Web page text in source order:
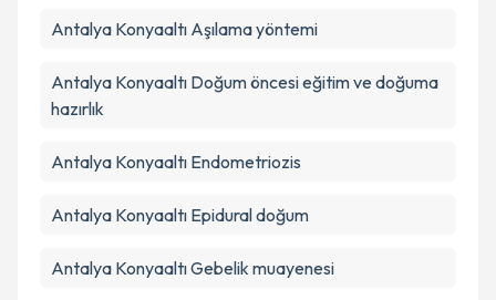
Antalya Konyaaltı Aşılama yöntemi
Antalya Konyaaltı Doğum öncesi eğitim ve doğuma
hazırlık
Antalya Konyaaltı Endometriozis
Antalya Konyaaltı Epidural doğum
Antalya Konyaaltı Gebelik muayenesi